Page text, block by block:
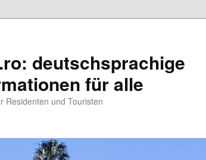
deutschsprachige
für alle
Residenten und Touristen